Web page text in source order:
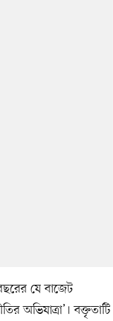
যে বাজেট
অভিযাত্রা’। বক্তৃতাটি